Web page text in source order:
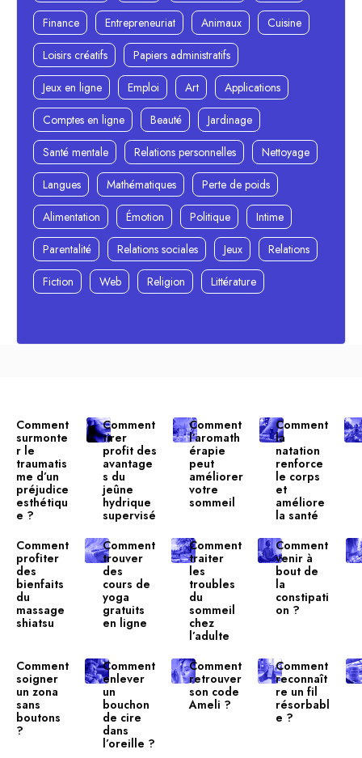
Finance
Entrepreneuriat Animaux
Cuisine
Loisirs créatifs
Papiers administratifs
Jeux en ligne
Emploi Art
Applications
Comptes en ligne
Beauté
Jardinage
Santé mentale
Relations personnelles
Nettoyage
Langues
Mathématiques
Perte de poids
Alimentation
Émotion Politique
Intime
Parentalité
Relations sociales Jeux
Relations
Fiction
Web Religion Littérature
Comment
surmonte
r le
traumatis
me d’un
préjudice
esthétiqu
e ?
Comment
tirer
profit des
avantage
s du
jeûne
hydrique
supervisé
Comment
l’aromath
érapie
peut
améliorer
votre
sommeil
Comment
la
natation
renforce
le corps
et
améliore
la santé
Comment
profiter
des
bienfaits
du
massage
shiatsu
Comment
trouver
des
cours de
yoga
gratuits
en ligne
Comment
traiter
les
troubles
du
sommeil
chez
l’adulte
Comment
venir à
bout de
la
constipati
on ?
Comment
soigner
un zona
sans
boutons
?
Comment
enlever
un
bouchon
de cire
dans
l’oreille ?
Comment
retrouver
son code
Ameli ?
Comment
reconnaît
re un fil
résorbabl
e ?